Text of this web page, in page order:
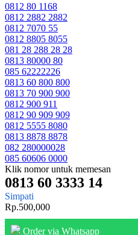
0812 80 1168
0812 2882 2882
0812 7070 55
0812 8805 8055
081 28 288 28 28
0813 80000 80
085 62222226
0813 60 800 800
0813 70 900 900
0812 900 911
0812 90 909 909
0812 5555 8080
0813 8878 8878
082 280000028
085 60606 0000
Klik nomor untuk memesan
0813 60 3333 14
Simpati
Rp.500,000
Order via Whatsapp